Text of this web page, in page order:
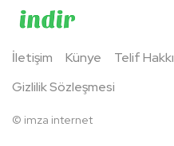
İletişim Künye Telif Hakkı
Gizlilik Sözleşmesi
© imza internet